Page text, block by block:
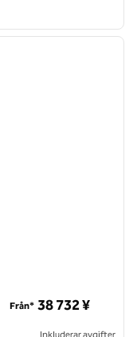
nästa
Från* 38 732 ¥
Inkluderar avgifter